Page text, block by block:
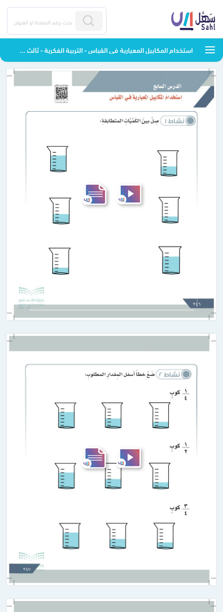
استخدام المكاييل المعيارية في القياس - التربية الفكرية - ثالث متوسط